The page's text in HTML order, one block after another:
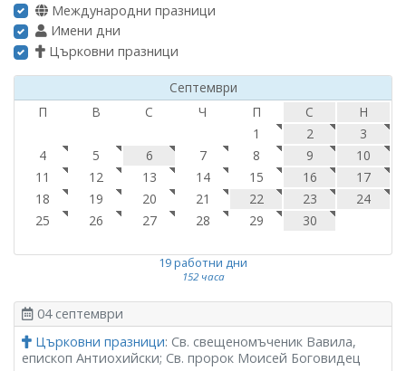
Международни празници
Имени дни
Църковни празници
Септември
П
В С Ч П С
Н
1
2
3
4
5 6 7 8 9
10
11
12 13 14 15 16
17
18
19 20 21 22 23
24
25
26 27 28 29 30
19 работни дни
152 часа
04 септември
Църковни празници: Св. свещеномъченик Вавила,
епископ Антиохийски; Св. пророк Моисей Боговидец